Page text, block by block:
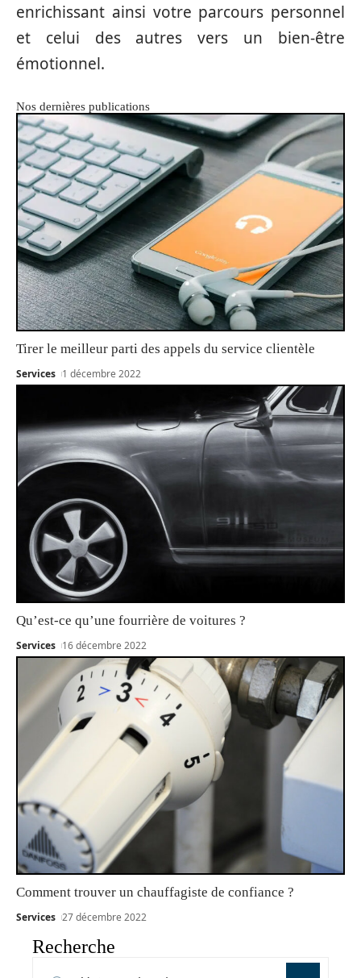
enrichissant ainsi votre parcours personnel
et celui des autres vers un bien-être
émotionnel.
Nos dernières publications
Tirer le meilleur parti des appels du service clientèle
Services 1 décembre 2022
Qu’est-ce qu’une fourrière de voitures ?
Services 16 décembre 2022
Comment trouver un chauffagiste de confiance ?
Services 27 décembre 2022
Recherche